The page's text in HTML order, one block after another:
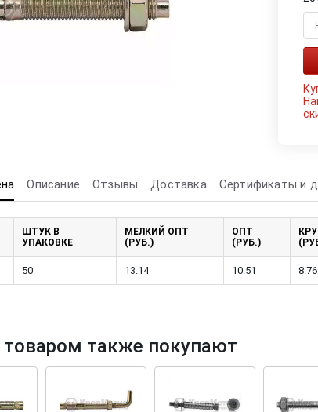
остатков! Cкрытый крепеж
Описание Отзывы Доставка Сертификаты и
ШТУК В
УПАКОВКЕ
МЕЛКИЙ ОПТ
(РУБ.)
ОПТ
(РУБ.)
50 13.14 10.51 8.76
также покупают